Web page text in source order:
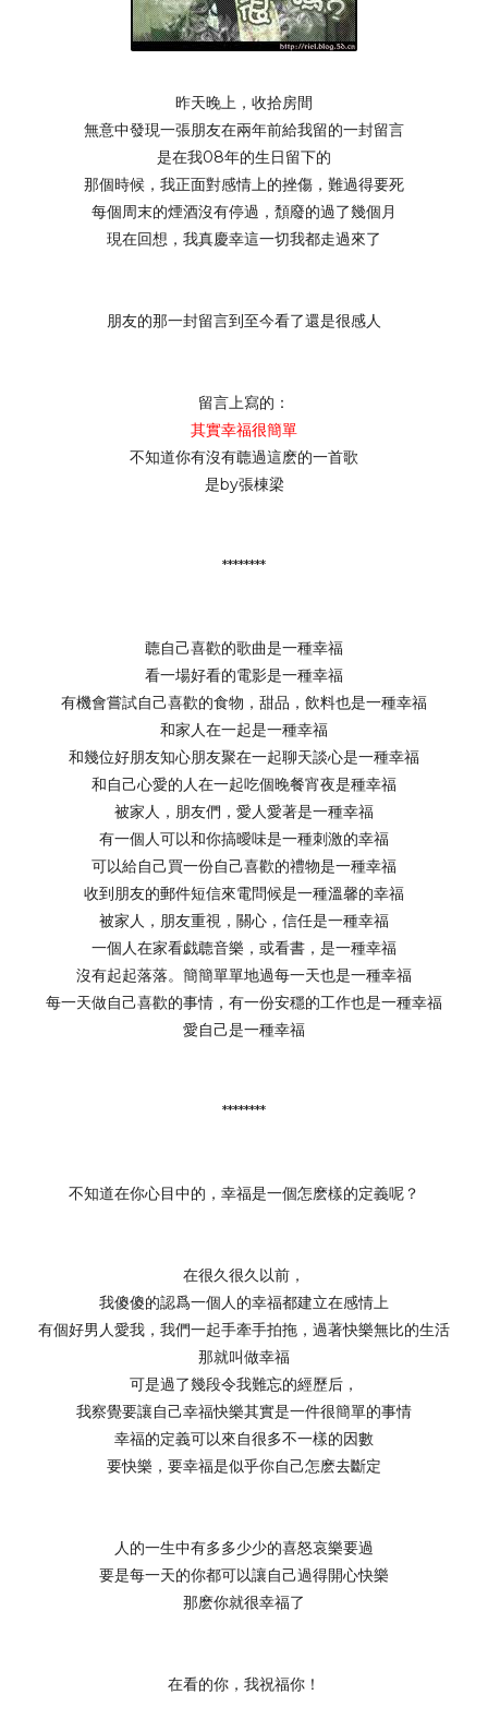
昨天晚上，收拾房間
無意中發現一張朋友在兩年前給我留的一封留言
是在我08年的生日留下的
那個時候，我正面對感情上的挫傷，難過得要死
每個周末的煙酒沒有停過，頽廢的過了幾個月
現在回想，我真慶幸這一切我都走過來了
朋友的那一封留言到至今看了還是很感人
留言上寫的：
其實幸福很簡單
不知道你有沒有聼過這麽的一首歌
是by張棟梁
********
聼自己喜歡的歌曲是一種幸福
看一場好看的電影是一種幸福
有機會嘗試自己喜歡的食物，甜品，飲料也是一種幸福
和家人在一起是一種幸福
和幾位好朋友知心朋友聚在一起聊天談心是一種幸福
和自己心愛的人在一起吃個晚餐宵夜是種幸福
被家人，朋友們，愛人愛著是一種幸福
有一個人可以和你搞曖味是一種刺激的幸福
可以給自己買一份自己喜歡的禮物是一種幸福
收到朋友的郵件短信來電問候是一種溫馨的幸福
被家人，朋友重視，關心，信任是一種幸福
一個人在家看戯聼音樂，或看書，是一種幸福
沒有起起落落。簡簡單單地過每一天也是一種幸福
每一天做自己喜歡的事情，有一份安穩的工作也是一種幸福
愛自己是一種幸福
********
不知道在你心目中的，幸福是一個怎麽樣的定義呢？
在很久很久以前，
我傻傻的認爲一個人的幸福都建立在感情上
有個好男人愛我，我們一起手牽手拍拖，過著快樂無比的生活
那就叫做幸福
可是過了幾段令我難忘的經歷后，
我察覺要讓自己幸福快樂其實是一件很簡單的事情
幸福的定義可以來自很多不一樣的因數
要快樂，要幸福是似乎你自己怎麽去斷定
人的一生中有多多少少的喜怒哀樂要過
要是每一天的你都可以讓自己過得開心快樂
那麽你就很幸福了
在看的你，我祝福你！